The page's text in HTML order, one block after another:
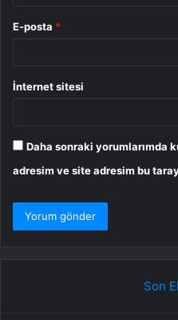
E-posta *
İnternet sitesi
Daha sonraki yorumlarımda
adresim ve site adresim bu
Son